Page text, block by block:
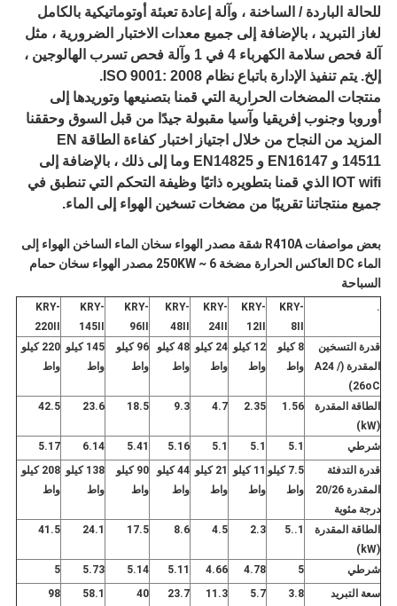
للحالة الباردة / الساخنة ، وآلة إعادة تعبئة أوتوماتيكية بالكامل
لغاز التبريد ، بالإضافة إلى جميع معدات الاختبار الضرورية ، مثل
آلة فحص سلامة الكهرباء 4 في 1 وآلة فحص تسرب الهالوجين ،
إلخ. يتم تنفيذ الإدارة باتباع نظام ISO 9001: 2008.
منتجات المضخات الحرارية التي قمنا بتصنيعها وتوريدها إلى
أوروبا وجنوب إفريقيا وآسيا مقبولة جيدًا من قبل السوق وحققنا
المزيد من النجاح من خلال اجتياز اختبار كفاءة الطاقة EN
14511 و EN16147 و EN14825 وما إلى ذلك ، بالإضافة إلى
IOT wifi الذي قمنا بتطويره ذاتيًا وظيفة التحكم التي تنطبق في
جميع منتجاتنا تقريبًا من مضخات تسخين الهواء إلى الماء.
بعض مواصفات R410A شقة مصدر الهواء سخان الماء الساخن الهواء إلى
الماء DC العاكس الحرارة مضخة 6 ~ 250KW مصدر الهواء سخان حمام
السباحة
.
KRY-
8II
KRY-
12II
KRY-
24II
KRY-
48II
KRY-
96II
KRY-
145II
KRY-
220II
قدرة التسخين
المقدرة (A24 /
26oC)
8 كيلو
واط
12 كيلو
واط
24 كيلو
واط
48 كيلو
واط
96 كيلو
واط
145 كيلو
واط
220 كيلو
واط
الطاقة المقدرة
(kW)
1.56
2.35
4.7
9.3
18.5
23.6
42.5
شرطي 5.1
5.1
5.1
5.16
5.41
6.14
5.17
قدرة التدفئة
المقدرة 20/26
درجة مئوية
7.5 كيلو
واط
11 كيلو
واط
21 كيلو
واط
44 كيلو
واط
90 كيلو
واط
138 كيلو
واط
208 كيلو
واط
الطاقة المقدرة
(kW)
1..5
2.3
4.5
8.6
17.5
24.1
41.5
شرطي 5
4.78
4.66
5.11
5.14
5.73
5
سعة التبريد
3.8
5.7
11.3
23.7
40
58.1
98